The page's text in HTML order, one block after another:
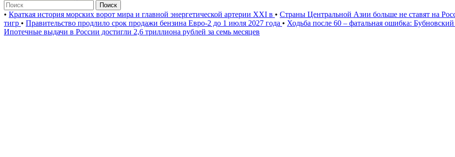
Поиск
• Краткая история морских ворот мира и главной энергетической артерии XXI в • Страны Центральной Азии больше не ставят на
тигр • Правительство продлило срок продажи бензина Евро-2 до 1 июля 2027 года • Ходьба после 60 – фатальная ошибка:
Ипотечные выдачи в России достигли 2,6 триллиона рублей за семь месяцев